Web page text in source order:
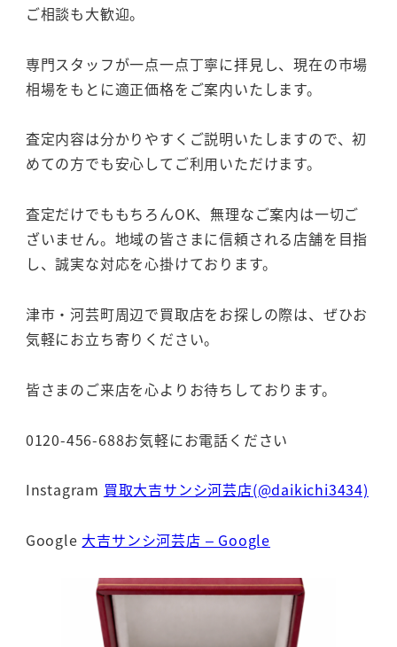
ご相談も大歓迎。
専門スタッフが一点一点丁寧に拝見し、現在の市場
相場をもとに適正価格をご案内いたします。
査定内容は分かりやすくご説明いたしますので、初
めての方でも安心してご利用いただけます。
査定だけでももちろんOK、無理なご案内は一切ご
ざいません。地域の皆さまに信頼される店舗を目指
し、誠実な対応を心掛けております。
津市・河芸町周辺で買取店をお探しの際は、ぜひお
気軽にお立ち寄りください。
皆さまのご来店を心よりお待ちしております。
0120-456-688お気軽にお電話ください
Instagram 買取大吉サンシ河芸店(@daikichi3434)
Google 大吉サンシ河芸店 – Google